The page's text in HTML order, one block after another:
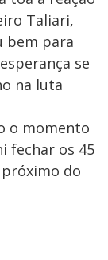
Taliari,
bem para
se
na luta
o momento
fechar os 45
do